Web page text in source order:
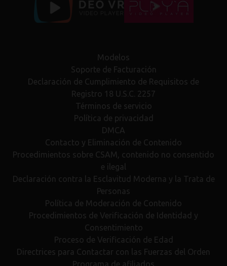
Modelos
Soporte de Facturación
Declaración de Cumplimiento de Requisitos de
Registro 18 U.S.C. 2257
Términos de servicio
Política de privacidad
DMCA
Contacto y Eliminación de Contenido
Procedimientos sobre CSAM, contenido no consentido
e ilegal
Declaración contra la Esclavitud Moderna y la Trata de
Personas
Política de Moderación de Contenido
Procedimientos de Verificación de Identidad y
Consentimiento
Proceso de Verificación de Edad
Directrices para Contactar con las Fuerzas del Orden
Programa de afiliados